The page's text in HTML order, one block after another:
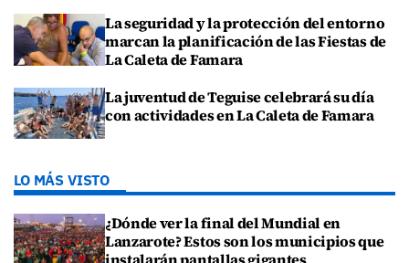
La seguridad y la protección del entorno
marcan la planificación de las Fiestas de
La Caleta de Famara
La juventud de Teguise celebrará su día
con actividades en La Caleta de Famara
LO MÁS VISTO
¿Dónde ver la final del Mundial en
Lanzarote? Estos son los municipios que